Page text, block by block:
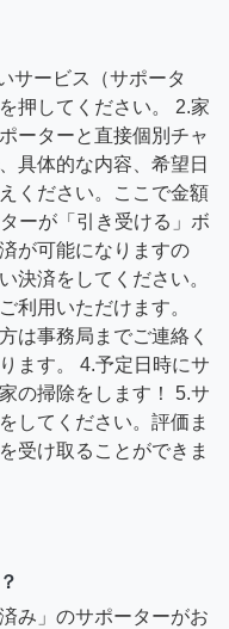
サービス（サポータ
押してください。 2.家
ーターと直接個別チャ
具体的な内容、希望日
ください。ここで金額
ーが「引き受ける」ボ
が可能になりますの
決済をしてください。
利用いただけます。
は事務局までご連絡く
ます。 4.予定日時にサ
の掃除をします！ 5.サ
してください。評価ま
受け取ることができま
み」のサポーターがお